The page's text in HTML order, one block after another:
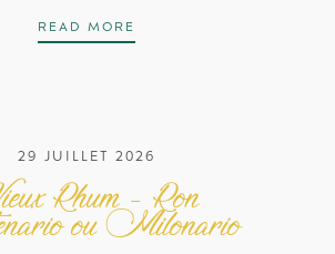
READ MORE
29 JUILLET 2026
Rhum – Ron
ou Milonario